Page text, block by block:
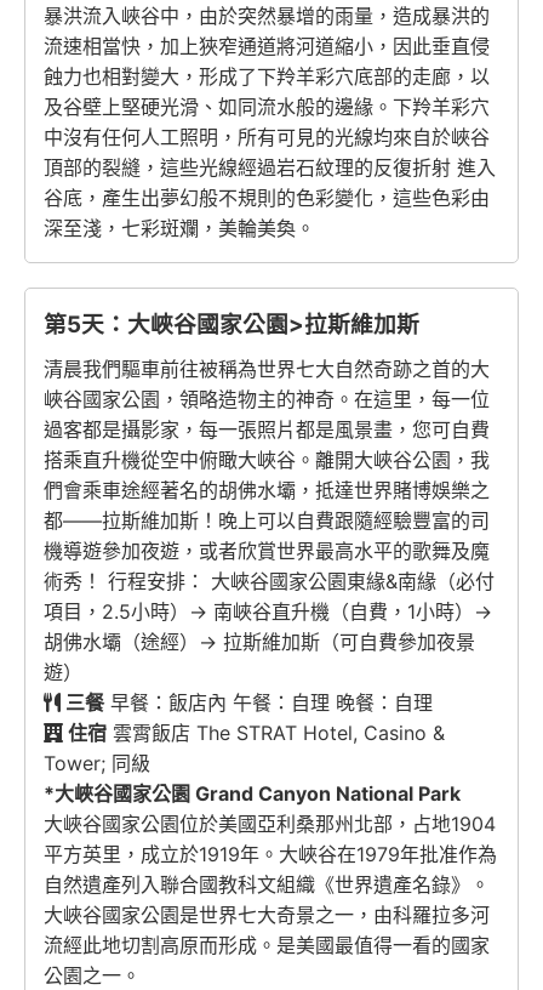
暴洪流入峽谷中，由於突然暴增的雨量，造成暴洪的
流速相當快，加上狹窄通道將河道縮小，因此垂直侵
蝕力也相對變大，形成了下羚羊彩穴底部的走廊，以
及谷壁上堅硬光滑、如同流水般的邊緣。下羚羊彩穴
中沒有任何人工照明，所有可見的光線均來自於峽谷
頂部的裂縫，這些光線經過岩石紋理的反復折射 進入
谷底，產生出夢幻般不規則的色彩變化，這些色彩由
深至淺，七彩斑斕，美輪美奐。
第5天：大峽谷國家公園>拉斯維加斯
清晨我們驅車前往被稱為世界七大自然奇跡之首的大
峽谷國家公園，領略造物主的神奇。在這里，每一位
過客都是攝影家，每一張照片都是風景畫，您可自費
搭乘直升機從空中俯瞰大峽谷。離開大峽谷公園，我
們會乘車途經著名的胡佛水壩，抵達世界賭博娛樂之
都——拉斯維加斯！晚上可以自費跟隨經驗豐富的司
機導遊參加夜遊，或者欣賞世界最高水平的歌舞及魔
術秀！ 行程安排： 大峽谷國家公園東緣&南緣（必付
項目，2.5小時）→ 南峽谷直升機（自費，1小時）→
胡佛水壩（途經）→ 拉斯維加斯（可自費參加夜景
遊）
三餐早餐：飯店內 午餐：自理 晚餐：自理
住宿 雲霄飯店 The STRAT Hotel, Casino &
Tower; 同級
*大峽谷國家公園 Grand Canyon National Park
大峽谷國家公園位於美國亞利桑那州北部，占地1904
平方英里，成立於1919年。大峽谷在1979年批准作為
自然遺產列入聯合國教科文組織《世界遺產名錄》。
大峽谷國家公園是世界七大奇景之一，由科羅拉多河
流經此地切割高原而形成。是美國最值得一看的國家
公園之一。